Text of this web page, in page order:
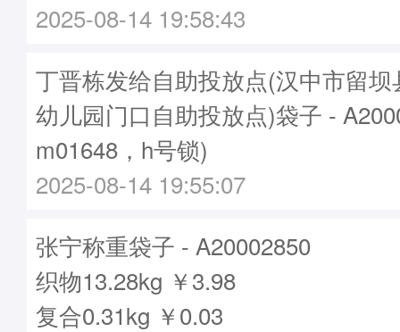
2025-08-14 19:58:43
丁晋栋发给自助投放点(汉中市留
幼儿园门口自助投放点)袋子 -
m01648，h号锁)
2025-08-14 19:55:07
张宁称重袋子 - A20002850
织物13.28kg ￥3.98
复合0.31kg ￥0.03